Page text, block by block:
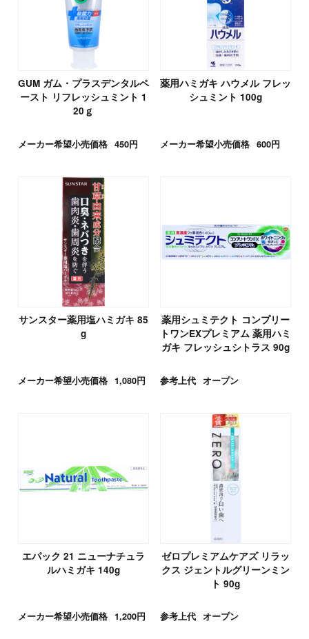
GUM ガム・プラスデンタルペ
ースト リフレッシュミント 1
20ｇ
メーカー希望小売価格 450円
薬用ハミガキ ハウメル フレッ
シュミント 100g
メーカー希望小売価格 600円
サンスター薬用塩ハミガキ 85
g
メーカー希望小売価格 1,080円
薬用シュミテクト コンプリー
トワンEXプレミアム 薬用ハミ
ガキ フレッシュシトラス 90g
参考上代 オープン
エパック 21 ニューナチュラ
ルハミガキ 140g
メーカー希望小売価格 1,200円
ゼロプレミアムケアズ リラッ
クス ジェントルグリーンミン
ト 90g
参考上代 オープン